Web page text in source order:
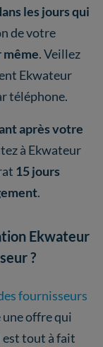
les jours qui
de votre
même. Veillez
Ekwateur
téléphone.
après votre
à Ekwateur
15 jours
.
Ekwateur
?
fournisseurs
offre qui
est tout à fait